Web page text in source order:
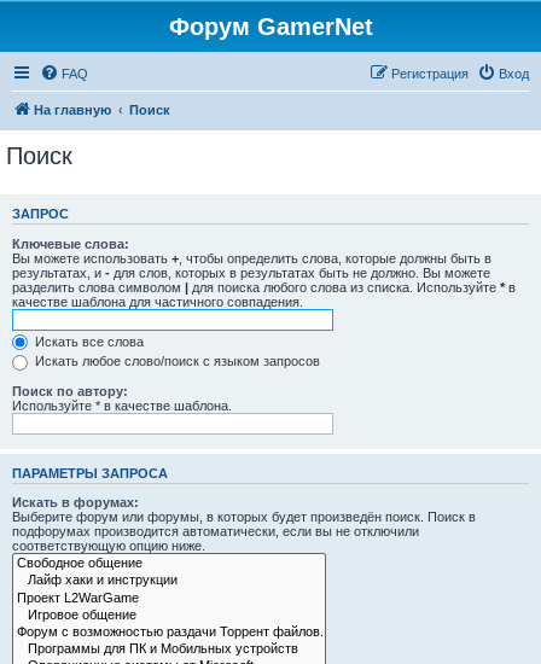
Форум GamerNet
FAQ Вход
Регистрация
На главную Поиск
Поиск
ЗАПРОС
Ключевые слова:
Вы можете использовать + , чтобы определить слова, которые должны быть в
результатах, и - для слов, которых в результатах быть не должно. Вы можете
разделить слова символом | для поиска любого слова из списка. Используйте * в
качестве шаблона для частичного совпадения.
Искать все слова
Искать любое слово/поиск с языком запросов
Поиск по автору:
Используйте * в качестве шаблона.
ПАРАМЕТРЫ ЗАПРОСА
Искать в форумах:
Выберите форум или форумы, в которых будет произведён поиск. Поиск в
подфорумах производится автоматически, если вы не отключили
соответствующую опцию ниже.